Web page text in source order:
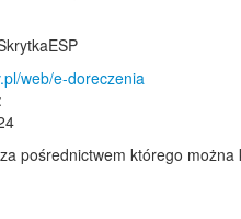
web/e-doreczenia
pośrednictwem którego